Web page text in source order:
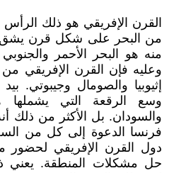
القرن الإفريقي هو ذلك الرأس
من البحر على شكل قرن يشق
منه هو البحر الأحمر
وعليه فإن القرن الإفريقي من
إثيوبيا والصومال وجيبوتي.
وسع الرقعة التي يشملها
فرنسا الدعوة إلى كل من
دول القرن الإفريقي لحضور
حل مشكلات المنطقة. يعني